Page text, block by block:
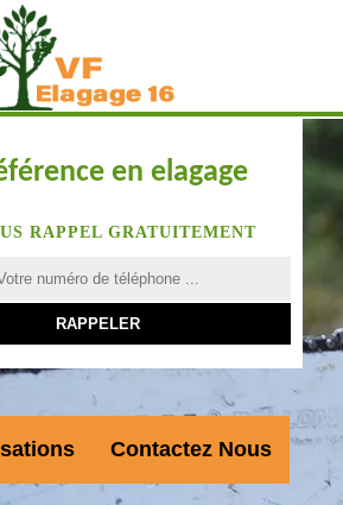
en elagage
RAPPEL GRATUITEMENT
Contactez Nous